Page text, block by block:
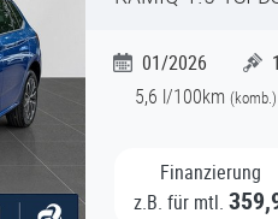
01/2026
5,6 l/100km (komb.)
Finanzierung
z.B. für mtl.